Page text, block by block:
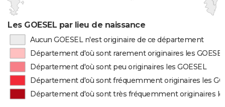
Les GOESEL par lieu de naissance
Aucun GOESEL n'est originaire de ce département
Département d'où sont rarement originaires les
Département d'où sont peu originaires les GOESEL
Département d'où sont fréquemment originaires les
Département d'où sont très fréquemment originaires